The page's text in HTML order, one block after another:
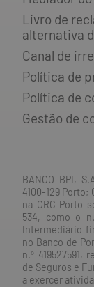
Livro de
alternativa
Canal de
Política de
Política de
Gestão de
BANCO BPI,
4100-129 Porto;
na CRC Porto
534, como o
Intermediário
no Banco de
n.º
de Seguros e
a exercer